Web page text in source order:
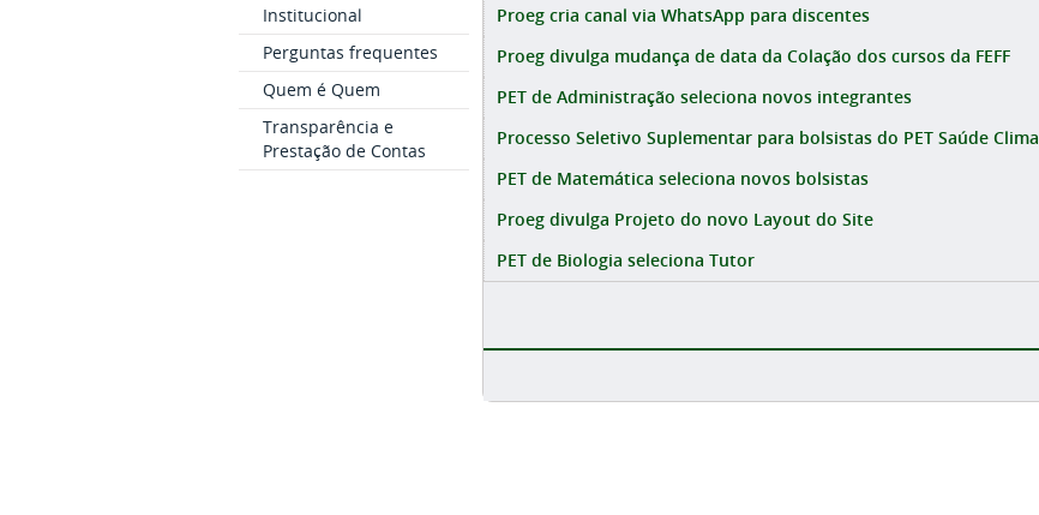
Institucional
Perguntas frequentes
Quem é Quem
Transparência e
Prestação de Contas
Proeg cria canal via WhatsApp para discentes
Proeg divulga mudança de data da Colação dos cursos da FEFF
PET de Administração seleciona novos integrantes
Processo Seletivo Suplementar para bolsistas do PET Saúde Clima
PET de Matemática seleciona novos bolsistas
Proeg divulga Projeto do novo Layout do Site
PET de Biologia seleciona Tutor